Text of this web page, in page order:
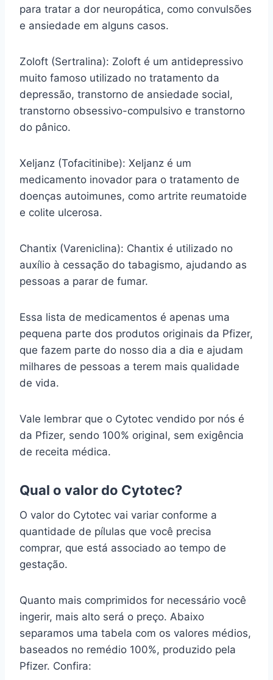
para tratar a dor neuropática, como convulsões
e ansiedade em alguns casos.
Zoloft (Sertralina): Zoloft é um antidepressivo
muito famoso utilizado no tratamento da
depressão, transtorno de ansiedade social,
transtorno obsessivo-compulsivo e transtorno
do pânico.
Xeljanz (Tofacitinibe): Xeljanz é um
medicamento inovador para o tratamento de
doenças autoimunes, como artrite reumatoide
e colite ulcerosa.
Chantix (Vareniclina): Chantix é utilizado no
auxílio à cessação do tabagismo, ajudando as
pessoas a parar de fumar.
Essa lista de medicamentos é apenas uma
pequena parte dos produtos originais da Pfizer,
que fazem parte do nosso dia a dia e ajudam
milhares de pessoas a terem mais qualidade
de vida.
Vale lembrar que o Cytotec vendido por nós é
da Pfizer, sendo 100% original, sem exigência
de receita médica.
Qual o valor do Cytotec?
O valor do Cytotec vai variar conforme a
quantidade de pílulas que você precisa
comprar, que está associado ao tempo de
gestação.
Quanto mais comprimidos for necessário você
ingerir, mais alto será o preço. Abaixo
separamos uma tabela com os valores médios,
baseados no remédio 100%, produzido pela
Pfizer. Confira: